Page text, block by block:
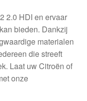
2.0 HDI en ervaar
bieden. Dankzij
materialen
die streeft
Laat uw Citroën of
onze